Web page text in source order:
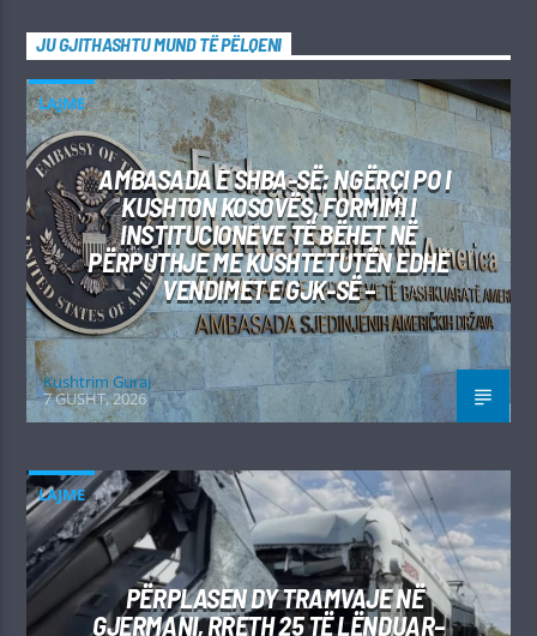
JU GJITHASHTU MUND TË PËLQENI
LAJME
AMBASADA E SHBA-SË: NGËRÇI PO I
KUSHTON KOSOVËS, FORMIMI I
INSTITUCIONEVE TË BËHET NË
PËRPUTHJE ME KUSHTETUTËN EDHE
VENDIMET E GJK-SË –
Kushtrim Guraj
7 GUSHT, 2026
LAJME
PËRPLASEN DY TRAMVAJE NË
GJERMANI, RRETH 25 TË LËNDUAR–